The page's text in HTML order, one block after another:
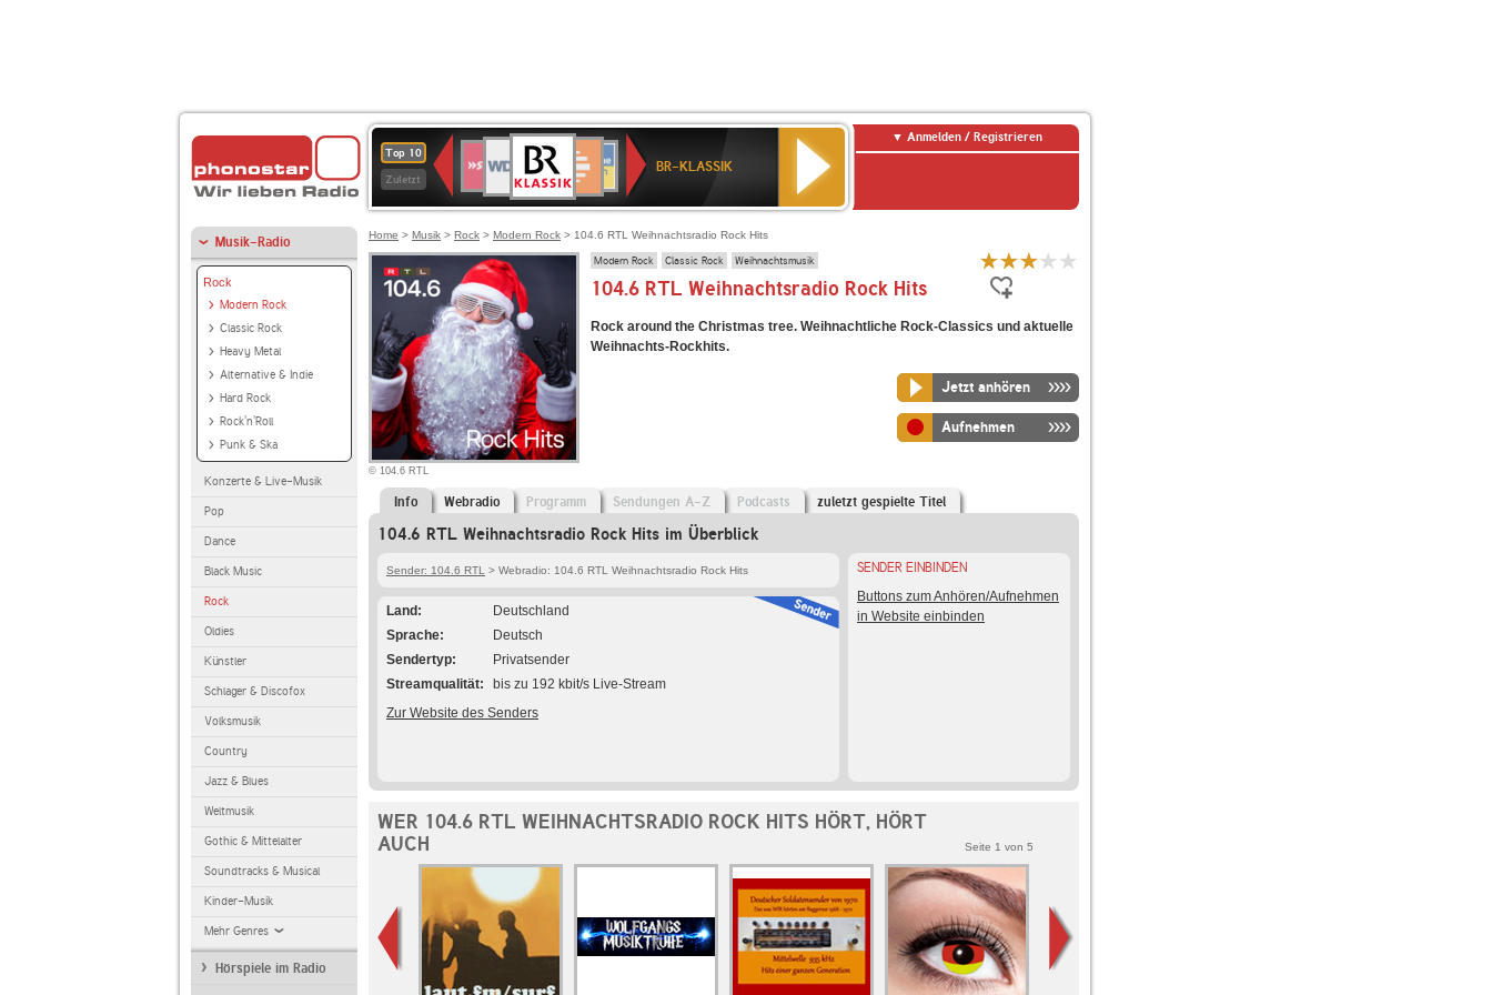
Top 10
Zuletzt
Deutschlandfunk
80er
90er
OLDIE
ANTENNE
4
BR-
KLASSIK
Deutschlandfunk
Kultur
ANTENNE
BAYERN
SWR
Kultur
NDR
2
BR-KLASSIK
Anmelden / Registrieren
Musik-Radio
Rock
Modern Rock
Classic Rock
Heavy Metal
Alternative & Indie
Hard Rock
Rock'n'Roll
Punk & Ska
Konzerte & Live-Musik
Pop
Dance
Black Music
Rock
Oldies
Künstler
Schlager & Discofox
Volksmusik
Country
Jazz & Blues
Weltmusik
Gothic & Mittelalter
Soundtracks & Musical
Kinder-Musik
Mehr Genres
Hörspiele im Radio
Home > Musik > Rock > Modern Rock > 104.6 RTL Weihnachtsradio Rock Hits
© 104.6 RTL
Modern Rock Classic Rock Weihnachtsmusik
104.6 RTL Weihnachtsradio Rock Hits
Rock around the Christmas tree. Weihnachtliche Rock-Classics und aktuelle
Weihnachts-Rockhits.
Jetzt anhören
Aufnehmen
Info Webradio Programm Sendungen A-Z Podcasts zuletzt gespielte Titel
104.6 RTL Weihnachtsradio Rock Hits im Überblick
Sender: 104.6 RTL > Webradio: 104.6 RTL Weihnachtsradio Rock Hits
Land
Deutschland
Sprache
Deutsch
Sendertyp
Privatsender
Streamqualität
bis zu 192 kbit/s Live-Stream
Zur Website des Senders
SENDER EINBINDEN
Buttons zum Anhören/Aufnehmen
in Website einbinden
WER 104.6 RTL WEIHNACHTSRADIO ROCK HITS HÖRT, HÖRT
AUCH
Seite 1 von 5